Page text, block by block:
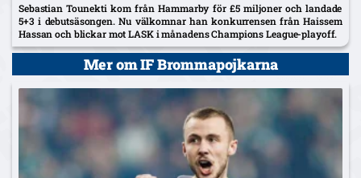
Sebastian Tounekti kom från Hammarby för £5 miljoner och landade
5+3 i debutsäsongen. Nu välkomnar han konkurrensen från Haissem
Hassan och blickar mot LASK i månadens Champions League-playoff.
Mer om IF Brommapojkarna